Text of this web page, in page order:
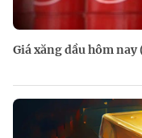
Giá xăng dầu hôm